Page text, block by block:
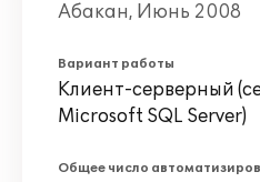
Абакан, Июнь 2008
Вариант работы
Клиент-серверный
Microsoft SQL Server)
Общее число